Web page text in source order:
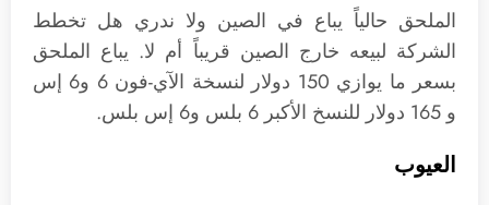
الملحق حالياً يباع في الصين ولا ندري هل تخطط
الشركة لبيعه خارج الصين قريباً أم لا. يباع الملحق
بسعر ما يوازي 150 دولار لنسخة الآي-فون 6 و6 إس
و 165 دولار للنسخ الأكبر 6 بلس و6 إس بلس.
العيوب